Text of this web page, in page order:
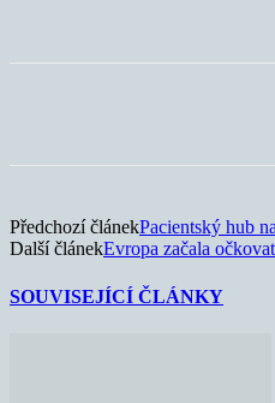
Předchozí článekPacientský hub
Další článekEvropa začala
SOUVISEJÍCÍ ČLÁNKY